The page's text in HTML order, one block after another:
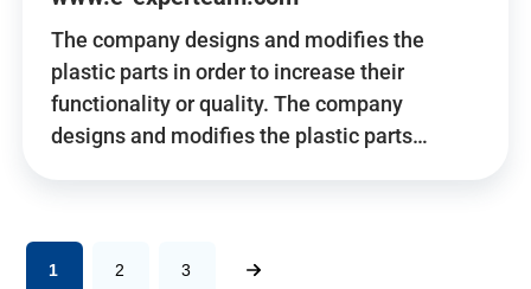
The company designs and modifies the
plastic parts in order to increase their
functionality or quality. The company
designs and modifies the plastic parts…
1 2 3